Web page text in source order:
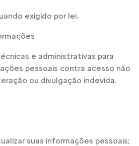
exigido por lei.
e administrativas para
pessoais contra acesso não
ou divulgação indevida.
suas informações pessoais;